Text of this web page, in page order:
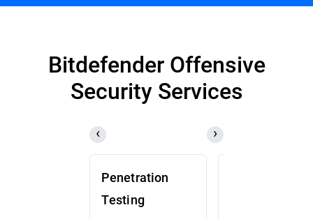
Bitdefender Offensive
Security Services
Penetration
Testing